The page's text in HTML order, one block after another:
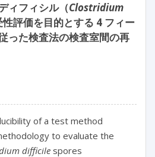
ィフィシル（Clostridium
評価を目的とする 4 フィー
った検査法の検査室間の再
of a test method
to evaluate the
difficile spores